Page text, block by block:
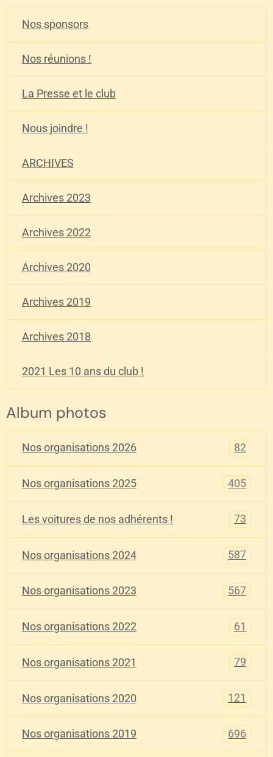
Nos sponsors
Nos réunions !
La Presse et le club
Nous joindre !
ARCHIVES
Archives 2023
Archives 2022
Archives 2020
Archives 2019
Archives 2018
2021 Les 10 ans du club !
Album photos
Nos organisations 2026 82
Nos organisations 2025 405
Les voitures de nos adhérents ! 73
Nos organisations 2024 587
Nos organisations 2023 567
Nos organisations 2022 61
Nos organisations 2021 79
Nos organisations 2020 121
Nos organisations 2019 696